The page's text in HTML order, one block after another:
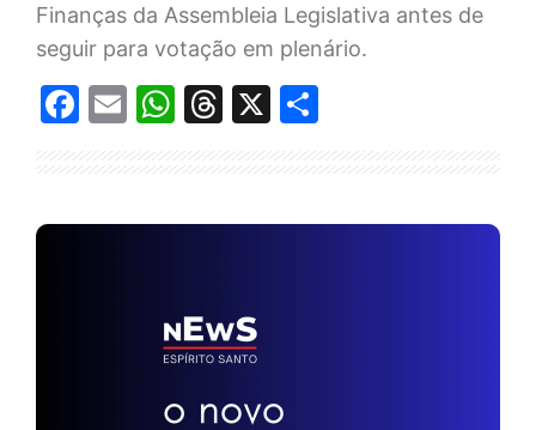
Finanças da Assembleia Legislativa antes de
seguir para votação em plenário.
Facebook
EmailWhatsApp
Threads
X